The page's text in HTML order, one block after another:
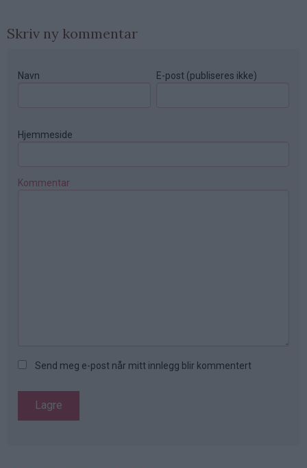
Skriv ny kommentar
Navn E-post (publiseres ikke)
Hjemmeside
Kommentar
Send meg e-post når mitt innlegg blir kommentert